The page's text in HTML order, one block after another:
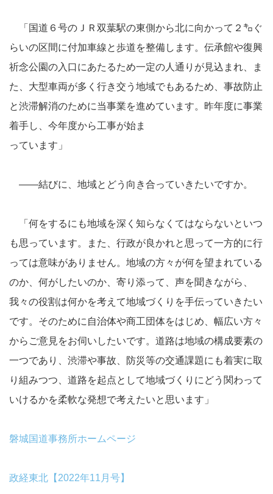
「国道６号のＪＲ双葉駅の東側から北に向かって２㌔ぐ
らいの区間に付加車線と歩道を整備します。伝承館や復興
祈念公園の入口にあたるため一定の人通りが見込まれ、ま
た、大型車両が多く行き交う地域でもあるため、事故防止
と渋滞解消のために当事業を進めています。昨年度に事業
着手し、今年度から工事が始ま
っています」
――結びに、地域とどう向き合っていきたいですか。
「何をするにも地域を深く知らなくてはならないといつ
も思っています。また、行政が良かれと思って一方的に行
っては意味がありません。地域の方々が何を望まれている
のか、何がしたいのか、寄り添って、声を聞きながら、
我々の役割は何かを考えて地域づくりを手伝っていきたい
です。そのために自治体や商工団体をはじめ、幅広い方々
からご意見をお伺いしたいです。道路は地域の構成要素の
一つであり、渋滞や事故、防災等の交通課題にも着実に取
り組みつつ、道路を起点として地域づくりにどう関わって
いけるかを柔軟な発想で考えたいと思います」
磐城国道事務所ホームページ
政経東北【2022年11月号】